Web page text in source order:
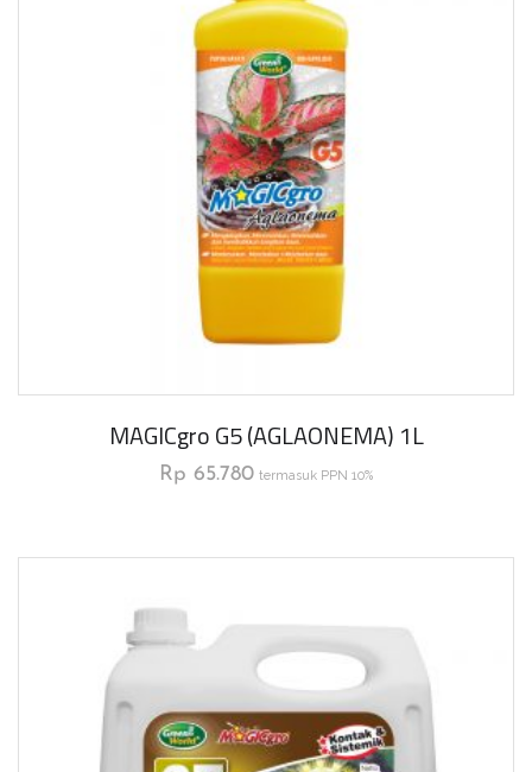
MAGICgro G5 (AGLAONEMA) 1L
Rp 65.780 termasuk PPN 10%